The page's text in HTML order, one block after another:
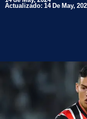
Actualizado: 14 De May,